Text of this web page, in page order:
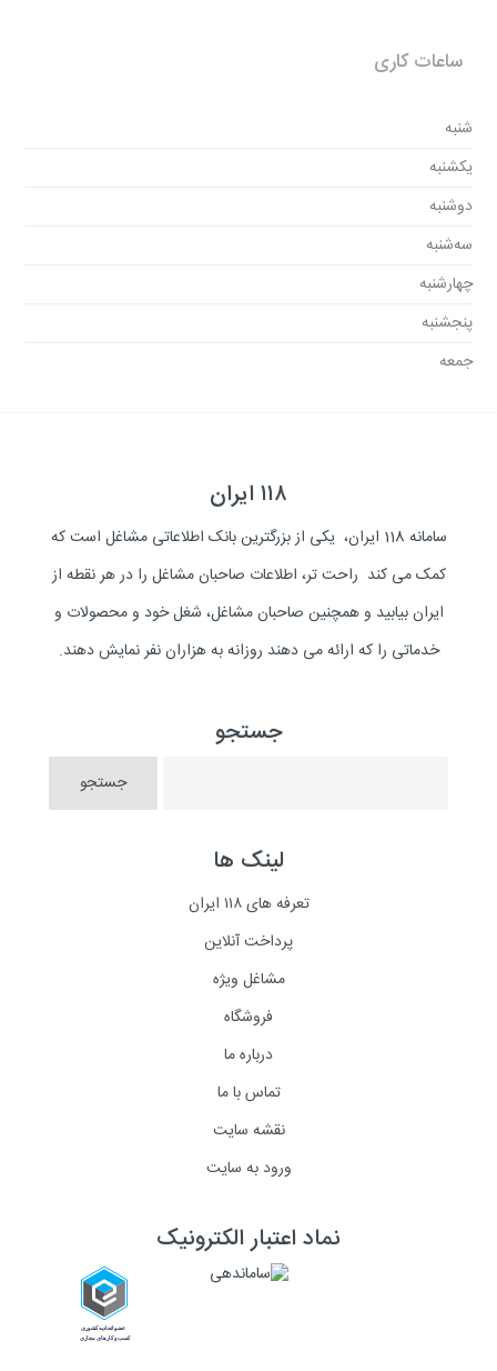
ساعات کاری
شنبه
یکشنبه
دوشنبه
سه‌شنبه
چهارشنبه
پنجشنبه
جمعه
۱۱۸ ایران
سامانه 118 ایران، یکی از بزرگترین بانک اطلاعاتی مشاغل است که
کمک می کند راحت تر، اطلاعات صاحبان مشاغل را در هر نقطه از
ایران بیابید و همچنین صاحبان مشاغل، شغل خود و محصولات و
خدماتی را که ارائه می دهند روزانه به هزاران نفر نمایش دهند.
جستجو
لینک ها
تعرفه های ۱۱۸ ایران
پرداخت آنلاین
مشاغل ویژه
فروشگاه
درباره ما
تماس با ما
نقشه سایت
ورود به سایت
نماد اعتبار الکترونیک